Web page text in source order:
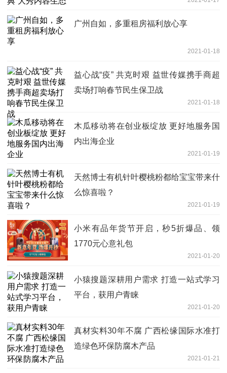
广州自如，多重租房福利放心享
2021-01-18
益心战“疫” 共克时艰 益世传媒携手商超
卖场打响春节民生保卫战
2021-01-18
木瓜移动将在创业板绽放 更好地服务国
内出海企业
2021-01-19
天然博士有机针叶樱桃粉都给宝宝带来什
么惊喜啦？
2021-01-19
小米有品年货节开启，秒5折爆品、领
1770元心意礼包
2021-01-20
小猿搜题深耕用户需求 打造一站式学习
平台，获用户青睐
2021-01-20
真材实料30年不腐 广西松缘国际水准打
造绿色环保防腐木产品
2021-01-21